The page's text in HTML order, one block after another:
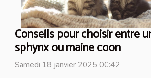
Conseils pour choisir entre
sphynx ou maine coon
Samedi 18 janvier 2025 00:42